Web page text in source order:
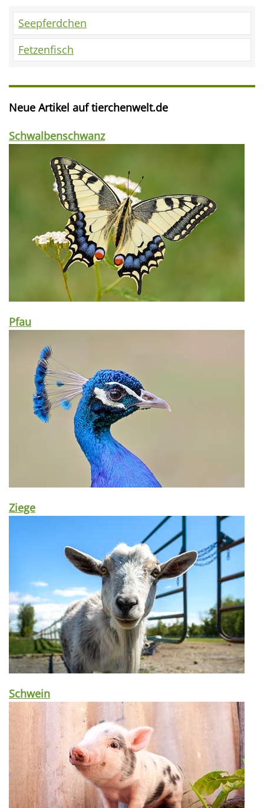
Seepferdchen
Fetzenfisch
Neue Artikel auf tierchenwelt.de
Schwalbenschwanz
Pfau
Ziege
Schwein